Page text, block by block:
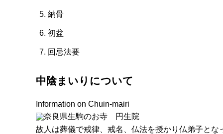
納骨
初盆
回忌法要
中陰まいりについて
Information on Chuin-mairi
故人は葬儀で戒律、戒名、仏法を授かり仏弟子と